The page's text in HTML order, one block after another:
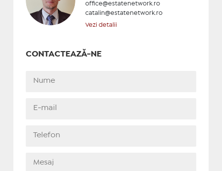
office@estatenetwork.ro
catalin@estatenetwork.ro
Vezi detalii
CONTACTEAZĂ-NE